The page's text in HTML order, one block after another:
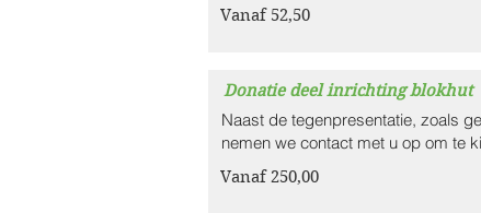
Vanaf 52,50
Donatie deel inrichting blokhut
Naast de tegenpresentatie, zoals
nemen we contact met u op om te
Vanaf 250,00